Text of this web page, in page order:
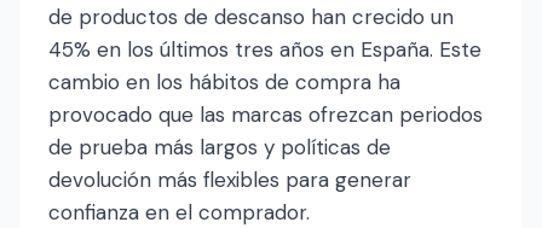
de productos de descanso han crecido un
45% en los últimos tres años en España. Este
cambio en los hábitos de compra ha
provocado que las marcas ofrezcan periodos
de prueba más largos y políticas de
devolución más flexibles para generar
confianza en el comprador.